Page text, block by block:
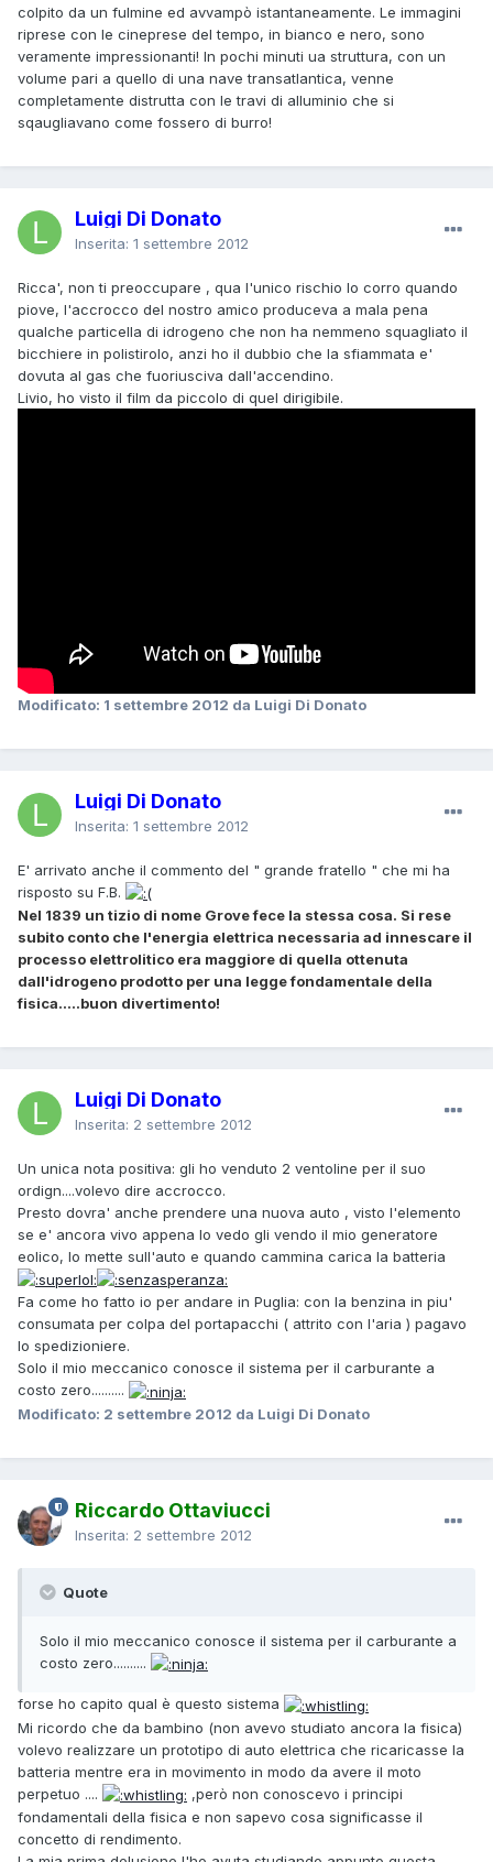
colpito da un fulmine ed avvampò istantaneamente. Le immagini
riprese con le cineprese del tempo, in bianco e nero, sono
veramente impressionanti! In pochi minuti ua struttura, con un
volume pari a quello di una nave transatlantica, venne
completamente distrutta con le travi di alluminio che si
sqaugliavano come fossero di burro!
Luigi Di Donato
Inserita: 1 settembre 2012
Ricca', non ti preoccupare , qua l'unico rischio lo corro quando
piove, l'accrocco del nostro amico produceva a mala pena
qualche particella di idrogeno che non ha nemmeno squagliato il
bicchiere in polistirolo, anzi ho il dubbio che la sfiammata e'
dovuta al gas che fuoriusciva dall'accendino.
Livio, ho visto il film da piccolo di quel dirigibile.
Modificato: 1 settembre 2012 da Luigi Di Donato
Luigi Di Donato
Inserita: 1 settembre 2012
E' arrivato anche il commento del " grande fratello " che mi ha
risposto su F.B.
Nel 1839 un tizio di nome Grove fece la stessa cosa. Si rese
subito conto che l'energia elettrica necessaria ad innescare il
processo elettrolitico era maggiore di quella ottenuta
dall'idrogeno prodotto per una legge fondamentale della
fisica.....buon divertimento!
Luigi Di Donato
Inserita: 2 settembre 2012
Un unica nota positiva: gli ho venduto 2 ventoline per il suo
ordign....volevo dire accrocco.
Presto dovra' anche prendere una nuova auto , visto l'elemento
se e' ancora vivo appena lo vedo gli vendo il mio generatore
eolico, lo mette sull'auto e quando cammina carica la batteria
Fa come ho fatto io per andare in Puglia: con la benzina in piu'
consumata per colpa del portapacchi ( attrito con l'aria ) pagavo
lo spedizioniere.
Solo il mio meccanico conosce il sistema per il carburante a
costo zero..........
Modificato: 2 settembre 2012 da Luigi Di Donato
Riccardo Ottaviucci
Inserita: 2 settembre 2012
Quote
Solo il mio meccanico conosce il sistema per il carburante a
costo zero..........
forse ho capito qual è questo sistema
Mi ricordo che da bambino (non avevo studiato ancora la fisica)
volevo realizzare un prototipo di auto elettrica che ricaricasse la
batteria mentre era in movimento in modo da avere il moto
perpetuo ....
,però non conoscevo i principi
fondamentali della fisica e non sapevo cosa significasse il
concetto di rendimento.